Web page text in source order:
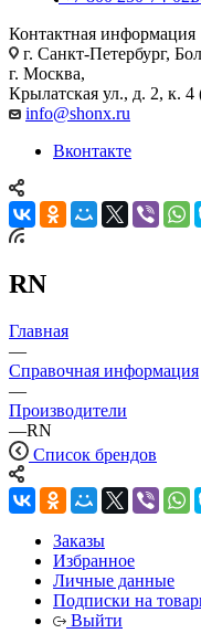
Контактная информация
г. Санкт-Петербург,
г. Москва,
Крылатская ул., д. 2, к. 4
info@shonx.ru
Вконтакте
RN
Главная
—
Справочная информация
—
Производители
—RN
Список брендов
Заказы
Избранное
Личные данные
Подписки на
Выйти